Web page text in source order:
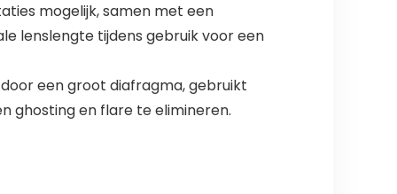
mogelijk, samen met een
lenslengte tijdens gebruik voor een
een groot diafragma, gebruikt
ghosting en flare te elimineren.